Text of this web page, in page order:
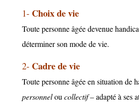
1- Choix de vie
Toute personne âgée devenue
déterminer son mode de vie.
2- Cadre de vie
Toute personne âgée en situation de
personneloucollectif– adaptéàses